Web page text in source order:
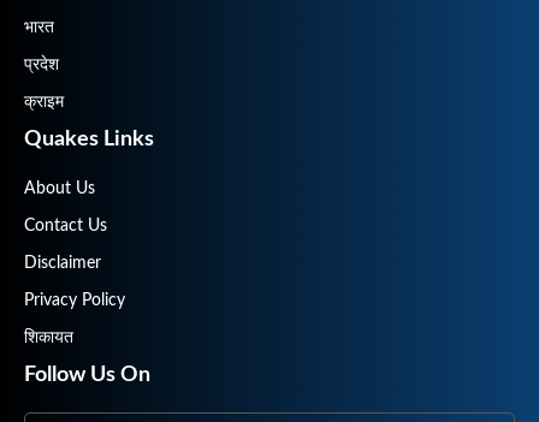
भारत
प्रदेश
क्राइम
Quakes Links
About Us
Contact Us
Disclaimer
Privacy Policy
शिकायत
Follow Us On